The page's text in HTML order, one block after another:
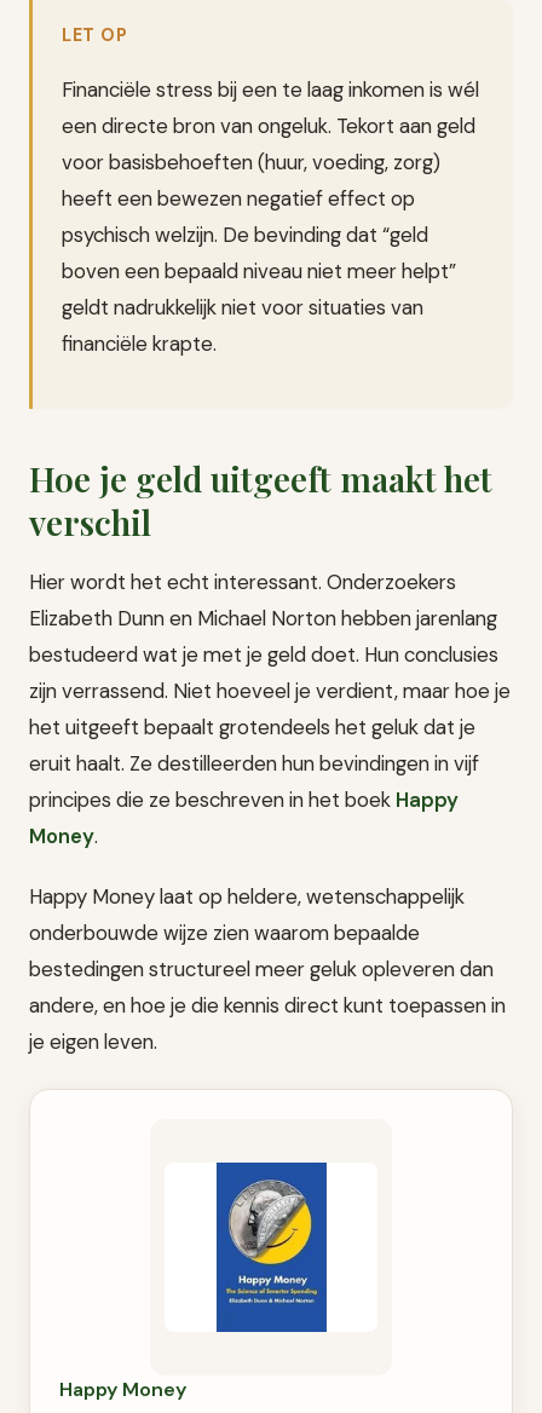
LET OP
Financiële stress bij een te laag inkomen is wél
een directe bron van ongeluk. Tekort aan geld
voor basisbehoeften (huur, voeding, zorg)
heeft een bewezen negatief effect op
psychisch welzijn. De bevinding dat “geld
boven een bepaald niveau niet meer helpt”
geldt nadrukkelijk niet voor situaties van
financiële krapte.
Hoe je geld uitgeeft maakt het
verschil
Hier wordt het echt interessant. Onderzoekers
Elizabeth Dunn en Michael Norton hebben jarenlang
bestudeerd wat je met je geld doet. Hun conclusies
zijn verrassend. Niet hoeveel je verdient, maar hoe je
het uitgeeft bepaalt grotendeels het geluk dat je
eruit haalt. Ze destilleerden hun bevindingen in vijf
principes die ze beschreven in het boek Happy
Money.
Happy Money laat op heldere, wetenschappelijk
onderbouwde wijze zien waarom bepaalde
bestedingen structureel meer geluk opleveren dan
andere, en hoe je die kennis direct kunt toepassen in
je eigen leven.
Happy Money